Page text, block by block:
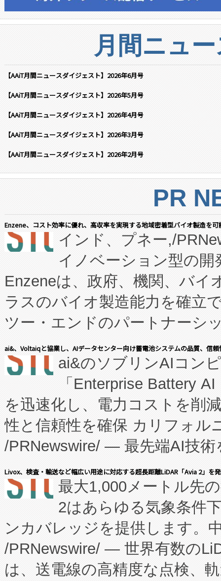
月間ニュ
【AAiT月間ニュースダイジェスト】2026年6月号
【AAiT月間ニュースダイジェスト】2026年5月号
【AAiT月間ニュースダイジェスト】2026年4月号
【AAiT月間ニュースダイジェスト】2026年3月号
【AAiT月間ニュースダイジェスト】2026年2月号
PR
Enzene、コスト効率に優れ、高収率を実現する地域密着型バイオ製造を
インド、プネー,/
イノベーション型の
Enzeneは、政府、機関、バイ
ラスのバイオ製造能力を確立
ツー・エンドのパートナーシ
表しました。 同社の実績ある
manufacturing™ (FCCM™) プ
たNeXは、バイオ医薬品製造
従来のフェッドバッチ施設の
に、患者やサプライチェーン
キー方式で拡張性が高く、持
す。FCCM‑を活用した現地生
患者にとっての費用負担を大
のアクセスを大幅に拡大する
Fully-Connected Continuous
プログラムには、施設設計・
に関する技術移転および知的
ai&、Voltaiqと協業し、AIデータセンター向け蓄電池システムの品質、信
ai&のソブリンAIコン
「Enterprise Battery
を迅速化し、電力コストを削
性と信頼性を確保 カリフォル
/PRNewswire/ — 最先端AI技術
会社エーアイ・アンド：本社
President原信平）と、エンタ
ードするVoltaiqは、日本にあ
ーエネルギー貯蔵システム（
た。 Voltaiq独自のAI搭載プラ
定、統合、導入、運用に至る
Livox、検査・輸送など幅広い用途に対応する超長距離LiDAR「Avia 2」を
最大1,000メートル先
2はあらゆる気象条件
ンカバレッジを提供します。
/PRNewswire/ — 世界有数の
は、送電線の高精度な点検、